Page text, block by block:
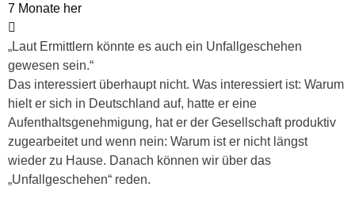
7 Monate her
„Laut Ermittlern könnte es auch ein Unfallgeschehen
gewesen sein.“
Das interessiert überhaupt nicht. Was interessiert ist: Warum
hielt er sich in Deutschland auf, hatte er eine
Aufenthaltsgenehmigung, hat er der Gesellschaft produktiv
zugearbeitet und wenn nein: Warum ist er nicht längst
wieder zu Hause. Danach können wir über das
„Unfallgeschehen“ reden.